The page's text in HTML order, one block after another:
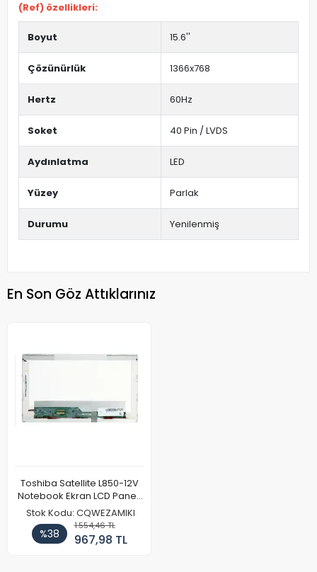
(Ref) özellikleri:
Boyut 15.6''
Çözünürlük 1366x768
Hertz 60Hz
Soket 40 Pin / LVDS
Aydınlatma LED
Yüzey Parlak
Durumu Yenilenmiş
En Son Göz Attıklarınız
Toshiba Satellite L850-12V
Notebook Ekran LCD Paneli
(Ref)
Stok Kodu: CQWEZAMIKI
%38
1.554,46 TL
967,98 TL